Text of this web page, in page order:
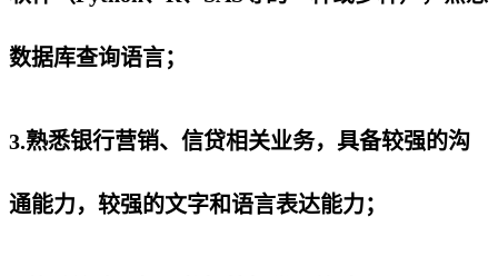
数据库查询语言；
3.熟悉银行营销、信贷相关业务，具备较强的沟
通能力，较强的文字和语言表达能力；